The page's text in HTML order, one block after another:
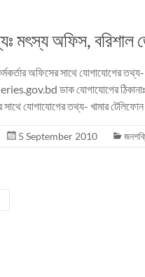
মৎস্য অফিস, বরিশাল
অফিসের সাথে যোগাযোগের
ডাক যোগাযোগের ঠিকানাঃ
যোগাযোগের তথ্য- খামার টেলিফোন
5 September 2010